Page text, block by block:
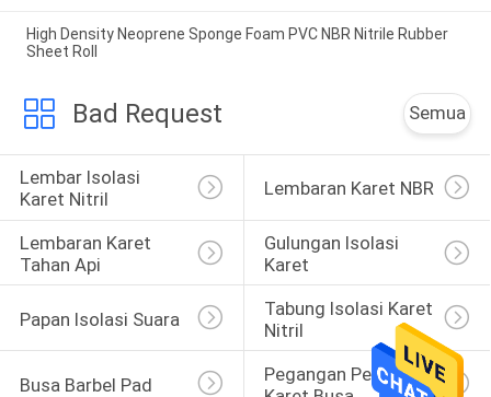
High Density Neoprene Sponge Foam PVC NBR Nitrile Rubber
Sheet Roll
Bad Request Semua
Lembar Isolasi
Karet Nitril
Lembaran Karet NBR
Lembaran Karet
Tahan Api
Gulungan Isolasi
Karet
Papan Isolasi Suara
Tabung Isolasi Karet
Nitril
Busa Barbel Pad
Pegangan Pegangan